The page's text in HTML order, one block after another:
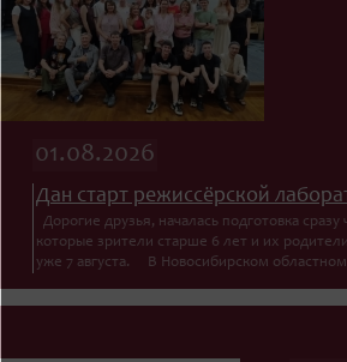
01.08.2026
Дан старт режиссёрской
Дорогие друзья, началась подготовка
которые зрители старше 6 лет и их
уже 7 августа. В Новосибирском областном